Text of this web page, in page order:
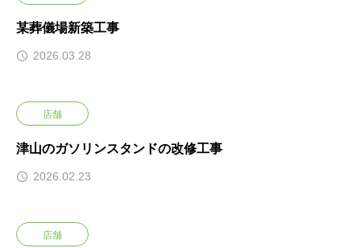
某葬儀場新築工事
2026.03.28
店舗
津山のガソリンスタンドの改修工事
2026.02.23
店舗